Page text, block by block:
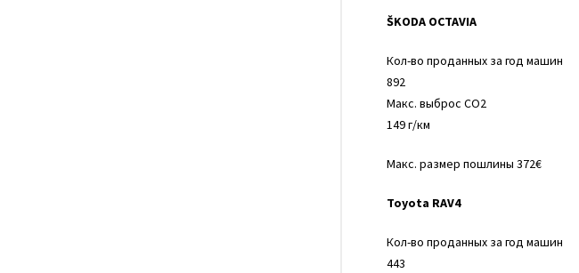
ŠKODA OCTAVIA
Кол-во проданных за год машин
892
Макс. выброс СО2
149 г/км
Макс. размер пошлины 372€
Toyota RAV4
Кол-во проданных за год машин
443